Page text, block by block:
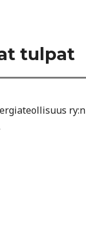
tulpat
ry:n